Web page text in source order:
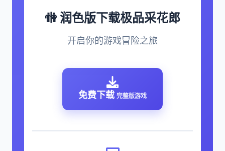
🚻 润色版下载极品采花郎
开启你的游戏冒险之旅
免费下载 完整版游戏